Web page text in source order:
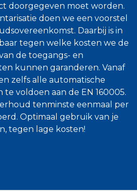
doorgegeven moet worden.
doen we een voorstel
Daarbij is in
tegen welke kosten we de
de toegangs- en
kunnen garanderen. Vanaf
zelfs alle automatische
voldoen aan de EN 160005.
tenminste eenmaal per
Optimaal gebruik van je
tegen lage kosten!